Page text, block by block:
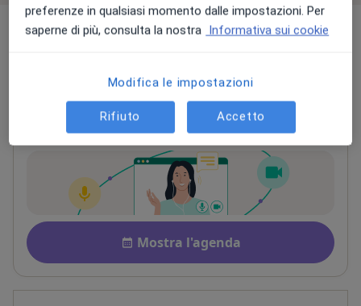
Indirizzi (2)
Consulenza online
Disponibilità
Mostra l'agenda
preferenze in qualsiasi momento dalle impostazioni. Per
saperne di più, consulta la nostra Informativa sui cookie
Modifica le impostazioni
Rifiuto Accetto